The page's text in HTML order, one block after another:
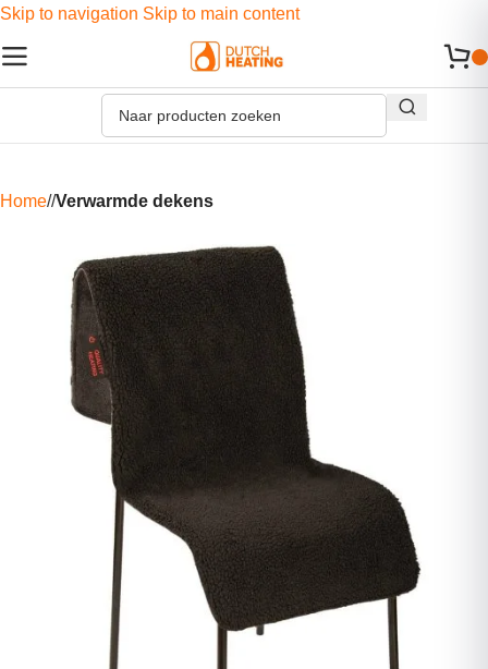
Skip to navigation Skip to main content
Home/ Verwarmde dekens